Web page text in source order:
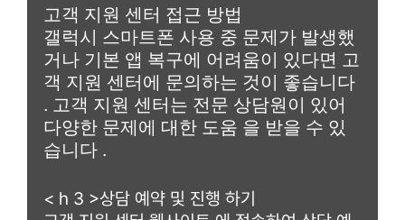
고객 지원 센터 접근 방법
갤럭시 스마트폰 사용 중 문제가 발생했
거나 기본 앱 복구에 어려움이 있다면 고
객 지원 센터에 문의하는 것이 좋습니다
. 고객 지원 센터는 전문 상담원이 있어
다양한 문제에 대한 도움 을 받을 수 있
습니다 .
< h 3 >상담 예약 및 진행 하기